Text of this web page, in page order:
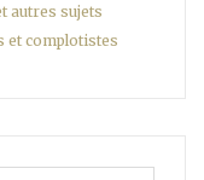
autres sujets
et complotistes